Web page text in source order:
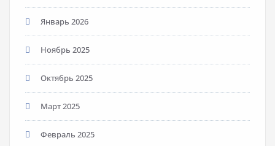
Январь 2026
Ноябрь 2025
Октябрь 2025
Март 2025
Февраль 2025